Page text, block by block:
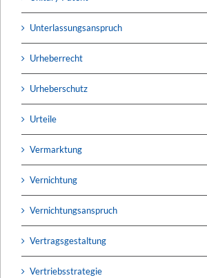
Unterlassungsanspruch
Urheberrecht
Urheberschutz
Urteile
Vermarktung
Vernichtung
Vernichtungsanspruch
Vertragsgestaltung
Vertriebsstrategie